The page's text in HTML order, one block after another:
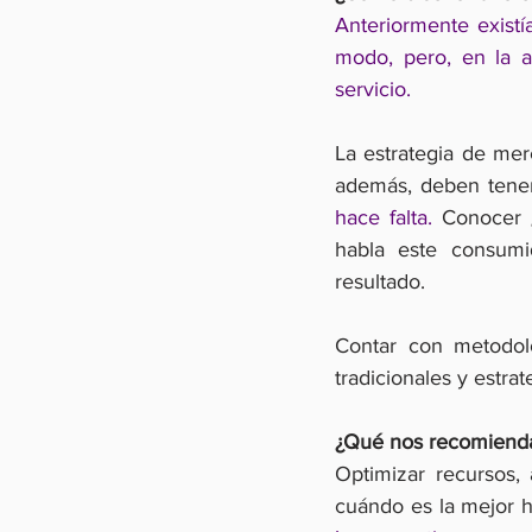
Anteriormente
modo, pero, en la
servicio.
La estrategia de
además, deben
hace falta. Conocer
habla este
resultado.
Contar con
tradicionales y
¿Qué nos
Optimizar
cuándo es la mejor